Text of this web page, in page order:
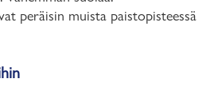
peräisin muista paistopisteessä